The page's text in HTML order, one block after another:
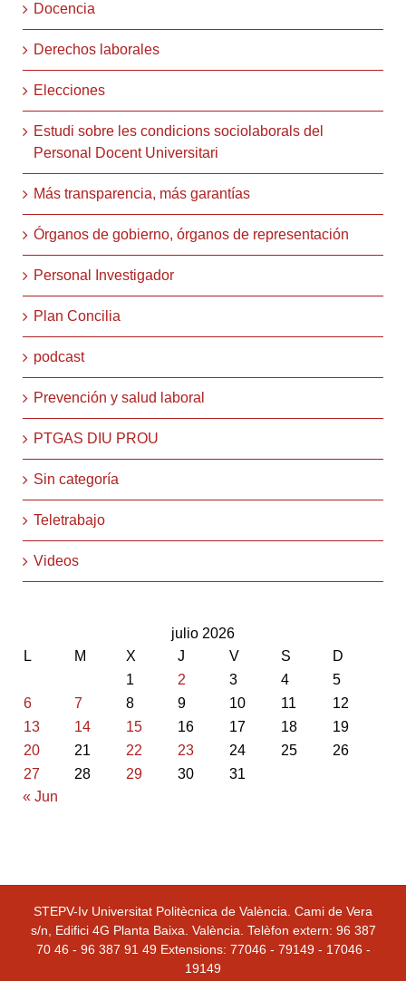
Docencia
Derechos laborales
Elecciones
Estudi sobre les condicions sociolaborals del
Personal Docent Universitari
Más transparencia, más garantías
Órganos de gobierno, órganos de representación
Personal Investigador
Plan Concilia
podcast
Prevención y salud laboral
PTGAS DIU PROU
Sin categoría
Teletrabajo
Videos
julio 2026
L
M X J V S
D
1
2 3 4
5
6
7 8 9 10 11
12
13
14 15 16 17 18
19
20
21 22 23 24 25
26
27
28 29 30
31
« Jun
STEPV-Iv Universitat Politècnica de València. Cami de Vera
s/n, Edifici 4G Planta Baixa. València. Telèfon extern: 96 387
70 46 - 96 387 91 49 Extensions: 77046 - 79149 - 17046 -
19149